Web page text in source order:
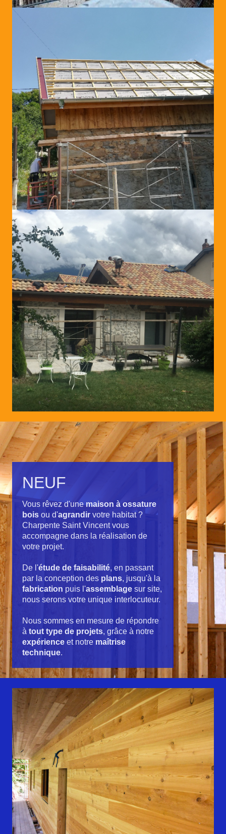
NEUF
Vous rêvez d'unemaison à ossature
bois ou d'agrandir votre habitat ?
Charpente Saint Vincent vous
accompagne dans la réalisation de
votre projet.
De l'étude de faisabilité, en passant
par la conception des plans, jusqu'à la
fabrication puis l'assemblage sur site,
nous serons votre unique interlocuteur.
Nous sommes en mesure de répondre
à tout type de projets, grâce à notre
expérience et notre maîtrise
technique.